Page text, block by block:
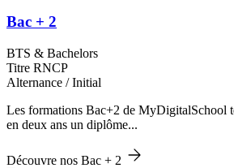
Bac + 2
BTS & Bachelors
Titre RNCP
Alternance / Initial
Les formations Bac+2 de MyDigitalSchool
en deux ans un diplôme...
Découvre nos Bac + 2